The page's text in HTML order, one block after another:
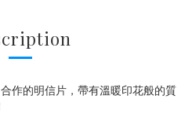
的明信片，帶有溫暖印花般的質